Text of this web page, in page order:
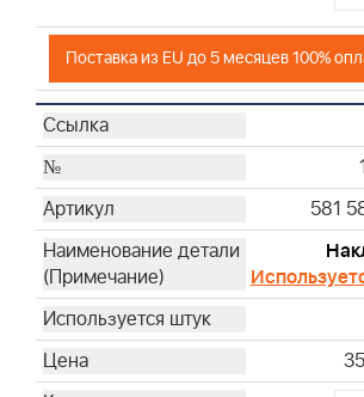
Поставка из EU до 5 месяцев 100%
581